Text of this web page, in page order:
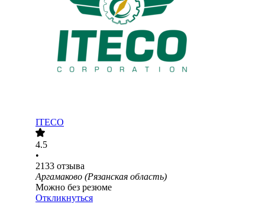
ITECO
4.5
•
2133 отзыва
Аргамаково (Рязанская область)
Можно без резюме
Откликнуться